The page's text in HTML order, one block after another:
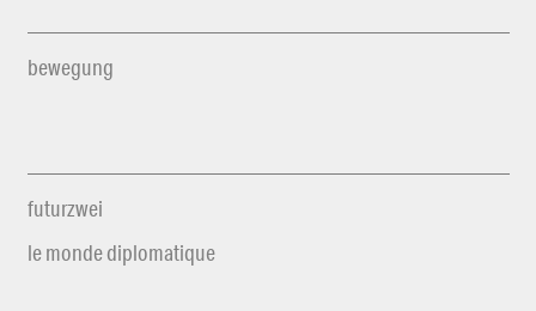
bewegung
futurzwei
le monde diplomatique